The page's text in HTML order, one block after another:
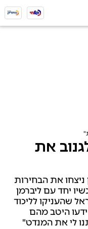
את
ניצחו את הבחירות
יחד עם ליברמן
שהעניקו לליכוד
ידעו היטב מהם
לי את המנדט"